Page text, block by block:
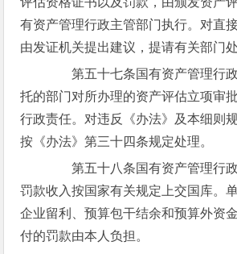
有资产管理行政主管部门执行。对直
由发证机关提出建议，提请有关部门处
第五十七条国有资产管理行政
托的部门对所办理的资产评估立项审
行政责任。对违反《办法》及本细则
按《办法》第三十四条规定处理。
第五十八条国有资产管理行政
罚款收入按国家有关规定上交国库。
企业留利、预算包干结余和预算外资
付的罚款由本人负担。